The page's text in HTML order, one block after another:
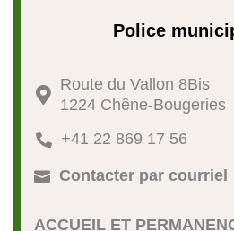
Police

Route du Vallon 8Bis
1224 Chêne-Bougeries
 +41 22 869 17 56
 Contacter par courriel
ACCUEIL ET